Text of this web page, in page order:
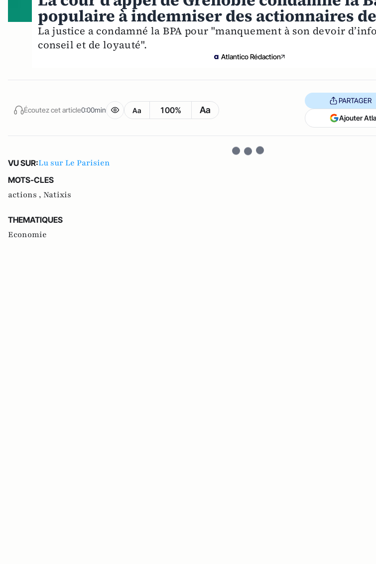
populaire à indemniser des actionnaires
La justice a condamné la BPA pour "manquement à son devoir
conseil et de loyauté".
Atlantico Rédaction
Écoutez cet article0:00min Aa 100% Aa
PARTAGER
Ajouter
VU SUR:Lu sur Le Parisien
MOTS-CLES
actions , Natixis
THEMATIQUES
Economie